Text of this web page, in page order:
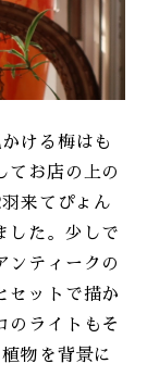
ける梅はも
てお店の上の
来てぴょん
した。少しで
ンティークの
セットで描か
のライトもそ
物を背景に